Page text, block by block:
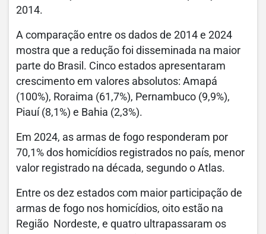
2014.
A comparação entre os dados de 2014 e 2024
mostra que a redução foi disseminada na maior
parte do Brasil. Cinco estados apresentaram
crescimento em valores absolutos: Amapá
(100%), Roraima (61,7%), Pernambuco (9,9%),
Piauí (8,1%) e Bahia (2,3%).
Em 2024, as armas de fogo responderam por
70,1% dos homicídios registrados no país, menor
valor registrado na década, segundo o Atlas.
Entre os dez estados com maior participação de
armas de fogo nos homicídios, oito estão na
Região Nordeste, e quatro ultrapassaram os